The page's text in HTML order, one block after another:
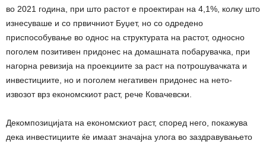
во 2021 година, при што растот е проектиран на 4,1%, колку што
изнесуваше и со првичниот Буџет, но со одредено
приспособување во однос на структурата на растот, односно
поголем позитивен придонес на домашната побарувачка, при
нагорна ревизија на проекциите за раст на потрошувачката и
инвестициите, но и поголем негативен придонес на нето-
извозот врз економскиот раст, рече Ковачевски.
Декомпозицијата на економскиот раст, според него, покажува
дека инвестициите ќе имаат значајна улога во заздравувањето